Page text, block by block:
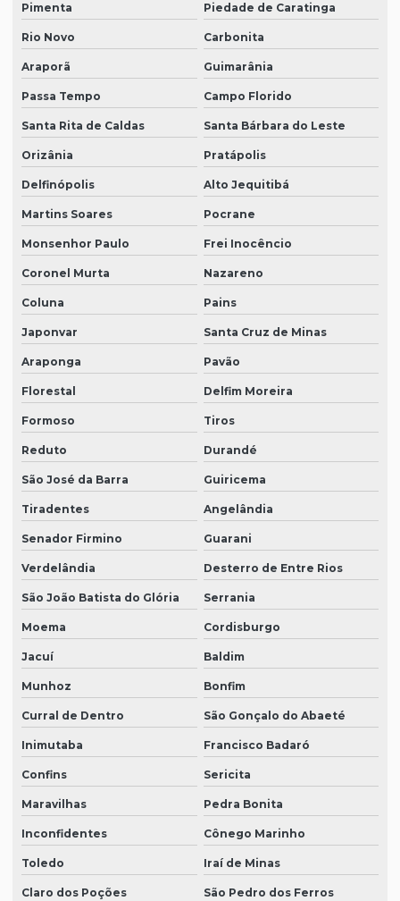
Pimenta Piedade de Caratinga
Rio Novo Carbonita
Araporã Guimarânia
Passa Tempo Campo Florido
Santa Rita de Caldas Santa Bárbara do Leste
Orizânia Pratápolis
Delfinópolis Alto Jequitibá
Martins Soares Pocrane
Monsenhor Paulo Frei Inocêncio
Coronel Murta Nazareno
Coluna Pains
Japonvar Santa Cruz de Minas
Araponga Pavão
Florestal Delfim Moreira
Formoso Tiros
Reduto Durandé
São José da Barra Guiricema
Tiradentes Angelândia
Senador Firmino Guarani
Verdelândia Desterro de Entre Rios
São João Batista do Glória Serrania
Moema Cordisburgo
Jacuí Baldim
Munhoz Bonfim
Curral de Dentro São Gonçalo do Abaeté
Inimutaba Francisco Badaró
Confins Sericita
Maravilhas Pedra Bonita
Inconfidentes Cônego Marinho
Toledo Iraí de Minas
Claro dos Poções São Pedro dos Ferros